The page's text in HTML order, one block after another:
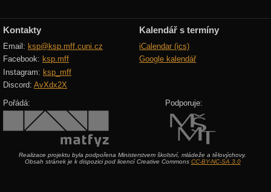
Kontakty
Email: ksp@ksp.mff.cuni.cz
Facebook: ksp.mff
Instagram: ksp_mff
Discord: AvXdx2X
Kalendář s termíny
iCalendar (ics)
Google kalendář
Pořádá: Podporuje:
Realizace projektu byla podpořena Ministerstvem školství, mládeže a tělovýchovy.
Obsah stránek je k dispozici pod licencí Creative Commons CC-BY-NC-SA 3.0